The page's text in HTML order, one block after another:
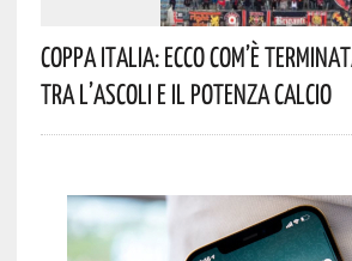
Coppa Italia: Ecco Com’è
Tra L’Ascoli E Il Potenza Calcio